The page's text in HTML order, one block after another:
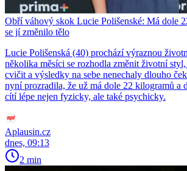
Obří váhový skok Lucie Polišenské: Má dole
se jí změnilo tělo
Lucie Polišenská (40) prochází výraznou
několika měsíci se rozhodla změnit životní
cvičit a výsledky na sebe nenechaly dlouho
nyní prozradila, že už má dole 22 kilogramů a
cítí lépe nejen fyzicky, ale také psychicky.
Aplausin.cz
dnes, 09:13
2 min